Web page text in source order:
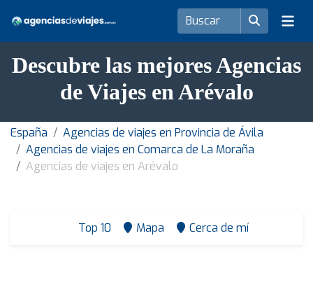
Descubre las mejores Agencias
de Viajes en Arévalo
España
Agencias de viajes en Provincia de Ávila
Agencias de viajes en Comarca de La Moraña
Agencias de viajes en Arévalo
Top 10 Mapa Cerca de mí